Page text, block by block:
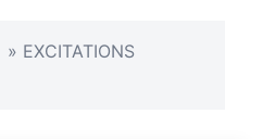
» EXCITATIONS